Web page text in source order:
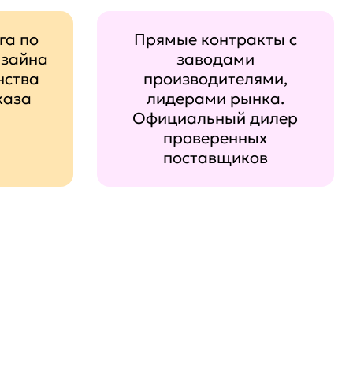
по
Прямые контракты с
заводами
производителями,
лидерами рынка.
Официальный дилер
проверенных
поставщиков